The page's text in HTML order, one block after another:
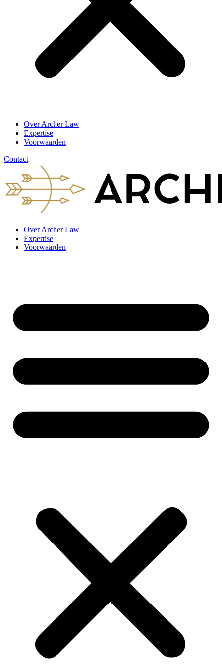
Over Archer Law
Expertise
Voorwaarden
Contact
Over Archer Law
Expertise
Voorwaarden